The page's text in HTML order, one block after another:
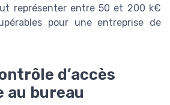
représenter entre 50 et 200 k€
pour une entreprise de
d’accès
au bureau